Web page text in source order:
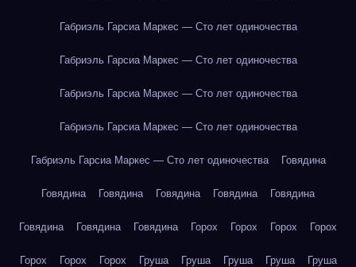
Габриэль Гарсиа Маркес — Сто лет одиночества
Габриэль Гарсиа Маркес — Сто лет одиночества
Габриэль Гарсиа Маркес — Сто лет одиночества
Габриэль Гарсиа Маркес — Сто лет одиночества
Габриэль Гарсиа Маркес — Сто лет одиночества Говядина
Говядина Говядина Говядина Говядина Говядина
Говядина Говядина Говядина Горох Горох Горох Горох
Горох Горох Горох Груша Груша Груша Груша Груша